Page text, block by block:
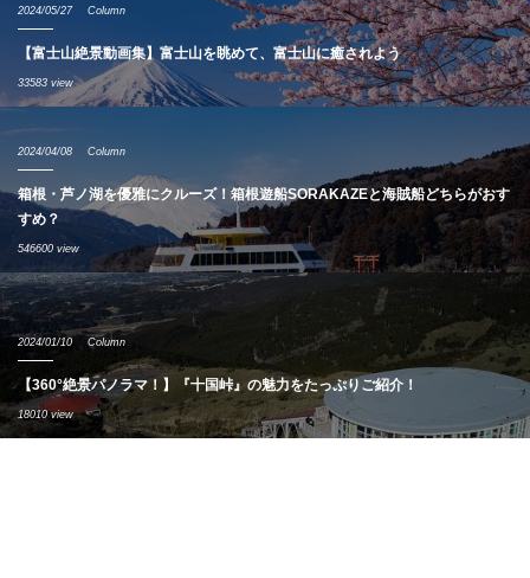
2024/05/27 Column
【富士山絶景動画集】富士山を眺めて、富士山に癒されよう
33583 view
2024/04/08 Column
箱根・芦ノ湖を優雅にクルーズ！箱根遊船SORAKAZEと海賊船どちらがおす
すめ？
546600 view
2024/01/10 Column
【360°絶景パノラマ！】『十国峠』の魅力をたっぷりご紹介！
18010 view